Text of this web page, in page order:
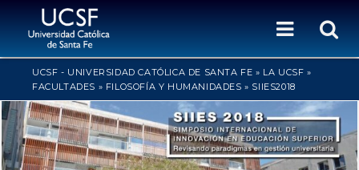
UCSF - UNIVERSIDAD CATÓLICA DE SANTA FE » LA UCSF »
FACULTADES » FILOSOFÍA Y HUMANIDADES » SIIES2018